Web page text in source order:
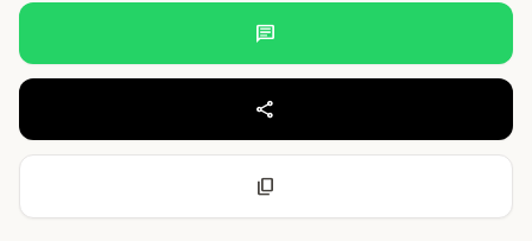
chat
share
content_copy